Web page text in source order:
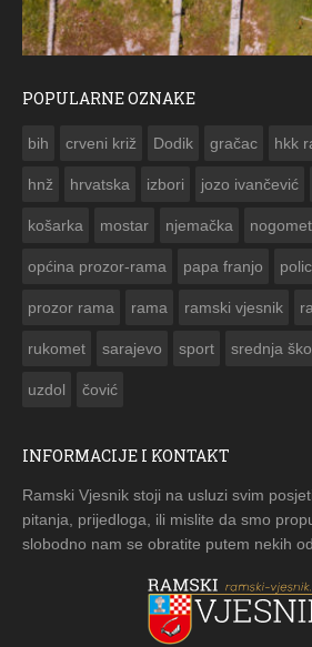
POPULARNE OZNAKE
bih crveni križ Dodik gračac hkk
hnž hrvatska izbori jozo ivančević
košarka mostar njemačka nogomet
općina prozor-rama papa franjo
prozor rama rama ramski vjesnik
rukomet sarajevo sport srednja
uzdol čović
INFORMACIJE I KONTAKT
Ramski Vjesnik stoji na usluzi svim
pitanja, prijedloga, ili mislite da smo
slobodno nam se obratite putem nekih